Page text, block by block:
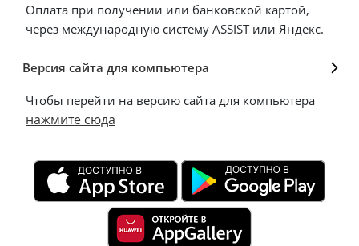
Оплата при получении или банковской картой,
через международную систему ASSIST или Яндекс.
Версия сайта для компьютера
Чтобы перейти на версию сайта для компьютера
нажмите сюда